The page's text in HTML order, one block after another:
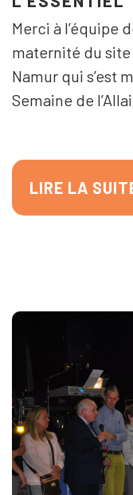
Merci à l’équipe
maternité du site
Namur qui s’est
Semaine de
LIRE LA